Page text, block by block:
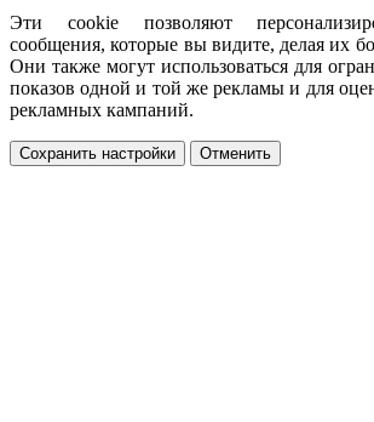
Эти cookie позволяют
сообщения, которые вы видите, делая их
Они также могут использоваться для
показов одной и той же рекламы и для
рекламных кампаний.
Сохранить настройки Отменить